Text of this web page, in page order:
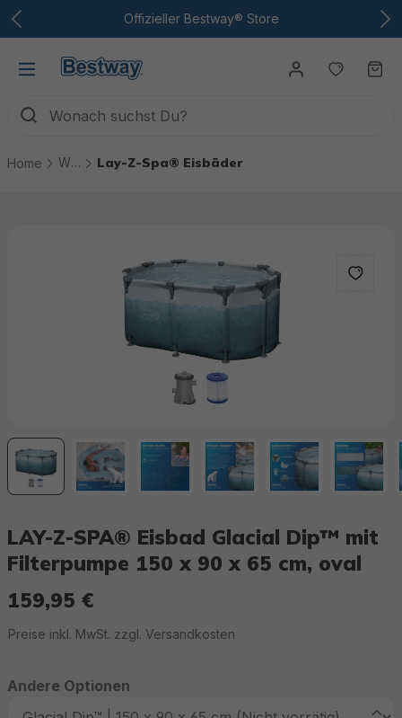
Zum Hauptinhalt Offizieller Bestway® Store
Du
Home Whirlpools & Eisbäder Lay-Z-Spa® Eisbäder
LAY-Z-SPA® Eisbad Glacial Dip™ mit
Filterpumpe 150 x 90 x 65 cm, oval
159,95 €
Preise inkl. MwSt. zzgl. Versandkosten
Andere Optionen